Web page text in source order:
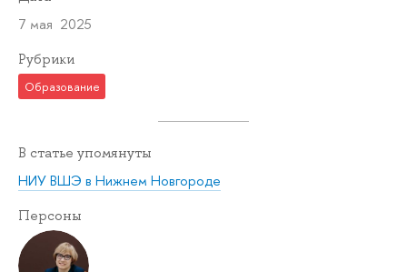
7 мая 2025
Рубрики
Образование
В статье упомянуты
НИУ ВШЭ в Нижнем Новгороде
Персоны